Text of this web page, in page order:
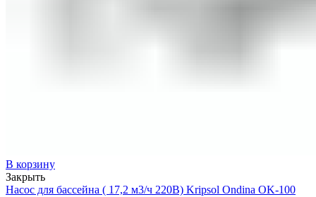
В корзину
Закрыть
Насос для бассейна ( 17,2 м3/ч 220В) Kripsol Ondina ОK-100